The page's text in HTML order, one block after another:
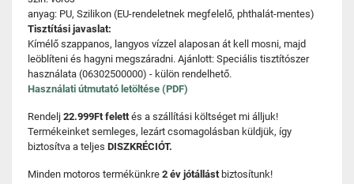
anyag: PU, Szilikon (EU-rendeletnek megfelelő, phthalát-mentes)
Tisztítási javaslat:
Kímélő szappanos, langyos vízzel alaposan át kell mosni, majd
leöblíteni és hagyni megszáradni. Ajánlott: Speciális tisztítószer
használata (06302500000) - külön rendelhető.
Használati útmutató letöltése (PDF)
Rendelj 22.999Ft felettés a szállítási költséget mi álljuk!
Termékeinket semleges, lezárt csomagolásban küldjük, így
biztosítva a teljes DISZKRÉCIÓT.
Minden motoros termékünkre 2 év jótállást biztosítunk!